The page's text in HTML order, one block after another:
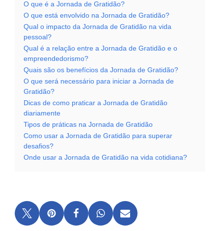
O que é a Jornada de Gratidão?
O que está envolvido na Jornada de Gratidão?
Qual o impacto da Jornada de Gratidão na vida
pessoal?
Qual é a relação entre a Jornada de Gratidão e o
empreendedorismo?
Quais são os benefícios da Jornada de Gratidão?
O que será necessário para iniciar a Jornada de
Gratidão?
Dicas de como praticar a Jornada de Gratidão
diariamente
Tipos de práticas na Jornada de Gratidão
Como usar a Jornada de Gratidão para superar
desafios?
Onde usar a Jornada de Gratidão na vida cotidiana?